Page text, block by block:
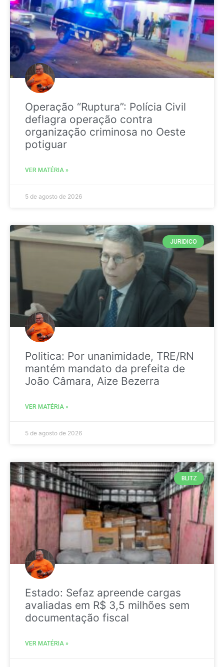
Operação “Ruptura”: Polícia Civil
deflagra operação contra
organização criminosa no Oeste
potiguar
VER MATÉRIA »
5 de agosto de 2026
JURIDICO
Politica: Por unanimidade, TRE/RN
mantém mandato da prefeita de
João Câmara, Aize Bezerra
VER MATÉRIA »
5 de agosto de 2026
BLITZ
Estado: Sefaz apreende cargas
avaliadas em R$ 3,5 milhões sem
documentação fiscal
VER MATÉRIA »